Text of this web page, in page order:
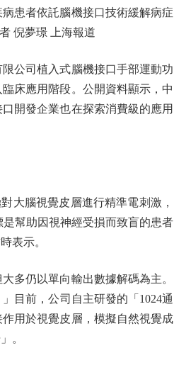
患者依託腦機接口技術緩解病症
倪夢璟 上海報道
公司植入式腦機接口手部運動功
床應用階段。公開資料顯示，中
開發企業也在探索消費級的應用
腦視覺皮層進行精準電刺激，
幫助因視神經受損而致盲的患者
表示。
多仍以單向輸出數據解碼為主。
目前，公司自主研發的「1024通
用於視覺皮層，模擬自然視覺成
。